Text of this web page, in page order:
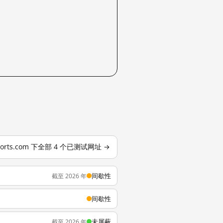
下全部 4 个已测试网址 →
截至 2026 年 间歇性
间歇性